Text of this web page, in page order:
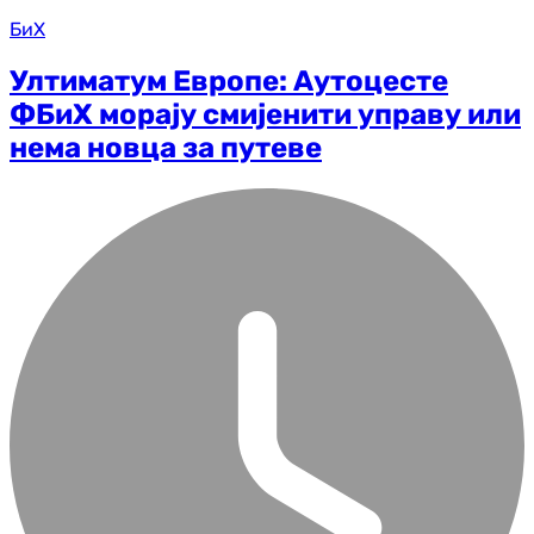
БиХ
Ултиматум Европе: Аутоцесте
ФБиХ морају смијенити управу или
нема новца за путеве